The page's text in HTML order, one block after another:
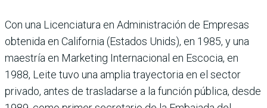
Con una Licenciatura en Administración de Empresas
obtenida en California (Estados Unids), en 1985, y una
maestría en Marketing Internacional en Escocia, en
1988, Leite tuvo una amplia trayectoria en el sector
privado, antes de trasladarse a la función pública, desde